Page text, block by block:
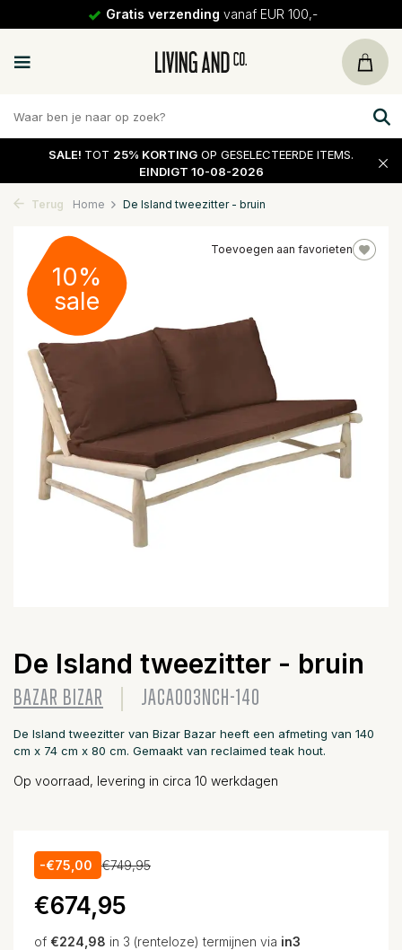
Gratis verzending vanaf EUR 100,-
SALE! TOT 25% KORTING OP GESELECTEERDE ITEMS.
EINDIGT 10-08-2026
Terug Home De Island tweezitter - bruin
Toevoegen aan favorieten
10%
sale
De Island tweezitter - bruin
BAZAR BIZAR JACA003NCH-140
De Island tweezitter van Bizar Bazar heeft een afmeting van 140
cm x 74 cm x 80 cm. Gemaakt van reclaimed teak hout.
Op voorraad, levering in circa 10 werkdagen
-€75,00 €749,95
€674,95
of €224,98 in 3 (renteloze) termijnen via in3